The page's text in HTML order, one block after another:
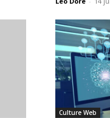
Culture Web